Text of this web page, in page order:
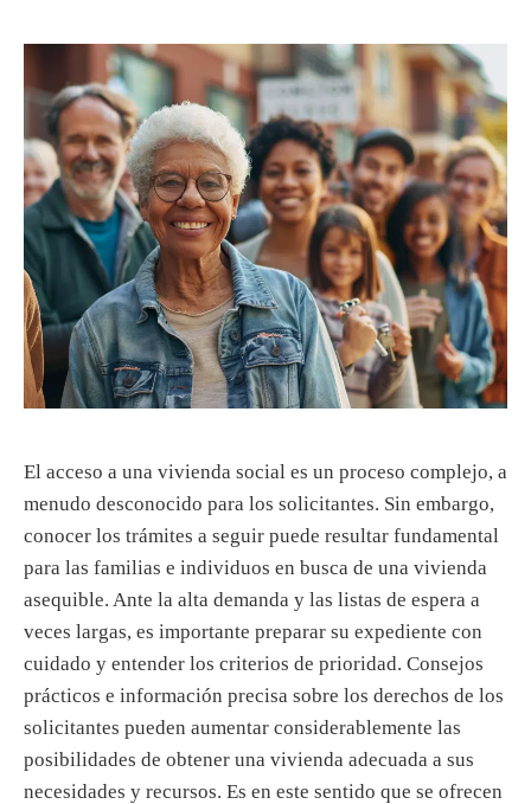
El acceso a una vivienda social es un proceso complejo, a
menudo desconocido para los solicitantes. Sin embargo,
conocer los trámites a seguir puede resultar fundamental
para las familias e individuos en busca de una vivienda
asequible. Ante la alta demanda y las listas de espera a
veces largas, es importante preparar su expediente con
cuidado y entender los criterios de prioridad. Consejos
prácticos e información precisa sobre los derechos de los
solicitantes pueden aumentar considerablemente las
posibilidades de obtener una vivienda adecuada a sus
necesidades y recursos. Es en este sentido que se ofrecen